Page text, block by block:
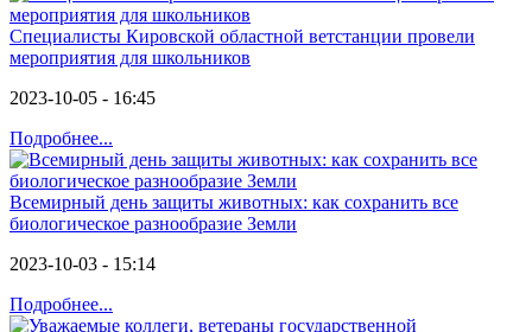
Специалисты Кировской областной ветстанции провели
мероприятия для школьников
2023-10-05 - 16:45
Подробнее...
Всемирный день защиты животных: как сохранить все
биологическое разнообразие Земли
2023-10-03 - 15:14
Подробнее...